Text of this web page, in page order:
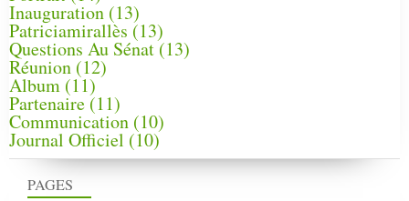
PAGES
Inauguration (13)
Patriciamirallès (13)
Questions Au Sénat(13)
Réunion (12)
Album (11)
Partenaire(11)
Communication (10)
Journal Officiel (10)